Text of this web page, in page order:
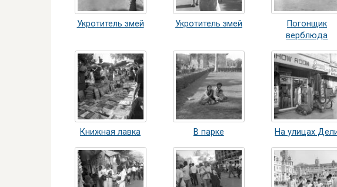
Укротитель змей Укротитель змей
Погонщик
верблюда
Книжная лавка В парке На улицах